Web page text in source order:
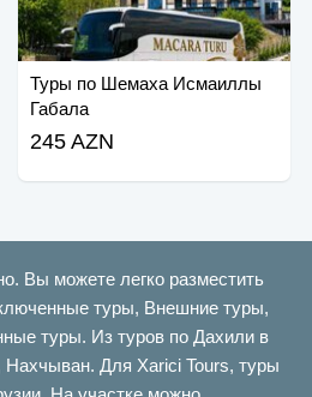
Туры по Шемаха Исмаиллы
Габала
245 AZN
Вы можете легко разместить
туры, Внешние туры,
туры. Из туров по Дахили в
Для Xarici Tours, туры